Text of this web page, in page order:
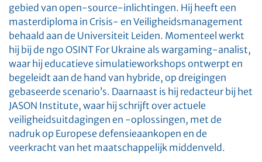
gebied van open-source-inlichtingen. Hij heeft een
masterdiploma in Crisis- en Veiligheidsmanagement
behaald aan de Universiteit Leiden. Momenteel werkt
hij bij de ngo OSINT For Ukraine als wargaming-analist,
waar hij educatieve simulatieworkshops ontwerpt en
begeleidt aan de hand van hybride, op dreigingen
gebaseerde scenario’s. Daarnaast is hij redacteur bij het
JASON Institute, waar hij schrijft over actuele
veiligheidsuitdagingen en -oplossingen, met de
nadruk op Europese defensieaankopen en de
veerkracht van het maatschappelijk middenveld.